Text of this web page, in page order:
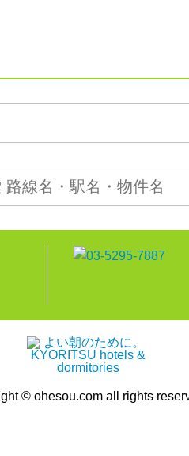
© ohesou.com all rights